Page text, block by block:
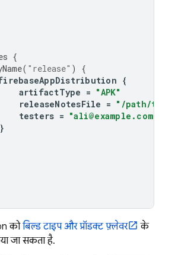
{
( "release" )
{
{
artifactType = "APK"
releaseNotesFile = "/path/to/
testers = "ali@example.com,
}
कोबिल्ड टाइप और प्रॉडक्ट फ़्लेवर
के
जा सकता है.